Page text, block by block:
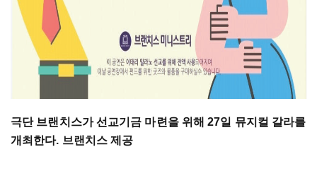
극단 브랜치스가 선교기금 마련을 위해 27일 뮤지컬 갈라를
개최한다. 브랜치스 제공